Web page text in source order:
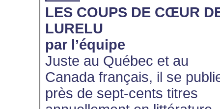
LES COUPS DE CŒUR
LURELU
par l’équipe
Juste au Québec et au
Canada français, il se
près de sept-cents titres